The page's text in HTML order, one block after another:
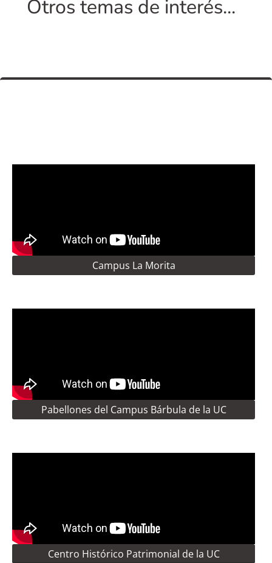
Otros temas de interés...
Campus La Morita
Pabellones del Campus Bárbula de la UC
Centro Histórico Patrimonial de la UC